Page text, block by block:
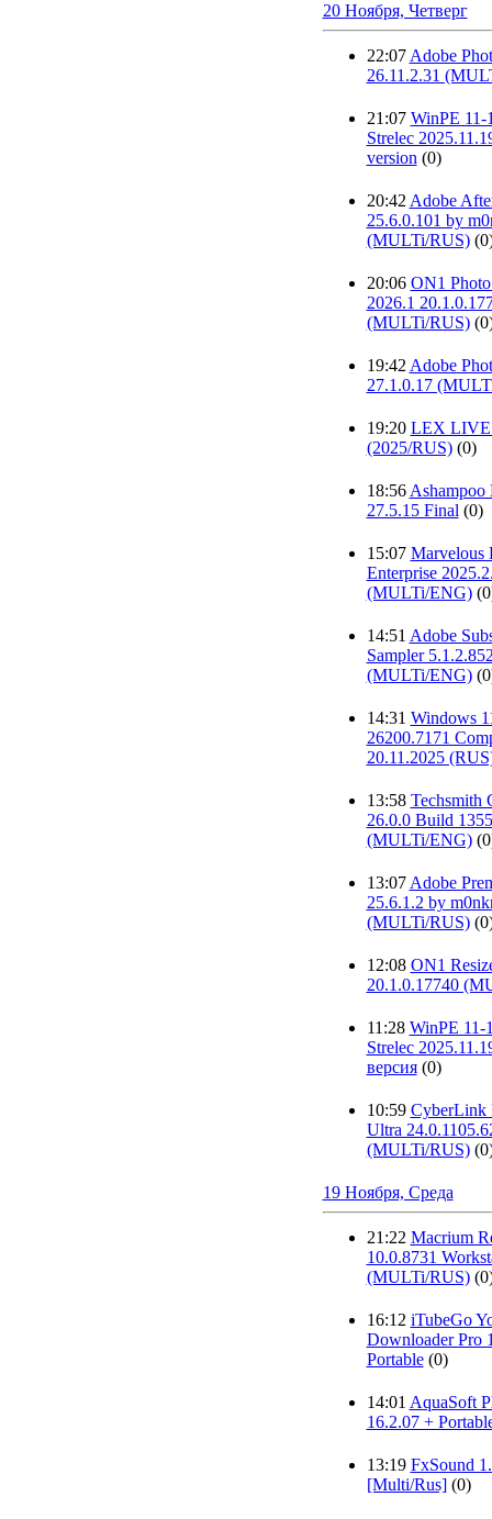
20 Ноября, Четверг
22:07 Adobe
26.11.2.31
21:07 WinPE 11-
Strelec
version (0)
20:42 Adobe
25.6.0.101 by
(MULTi/RUS)
20:06 ON1
2026.1
(MULTi/RUS)
19:42 Adobe
27.1.0.17
19:20 LEX LIVE
(2025/RUS) (0)
18:56 Ashampoo
27.5.15 Final (0)
15:07 Marvelous
Enterprise
(MULTi/ENG)
14:51 Adobe
Sampler
(MULTi/ENG)
14:31 Windows
26200.7171
20.11.2025
13:58 Techsmith
26.0.0 Build
(MULTi/ENG)
13:07 Adobe
25.6.1.2 by
(MULTi/RUS)
12:08 ON1
20.1.0.17740
11:28 WinPE 11-
Strelec
версия (0)
10:59 CyberLink
Ultra
(MULTi/RUS)
19 Ноября, Среда
21:22 Macrium
10.0.8731
(MULTi/RUS)
16:12 iTubeGo
Downloader Pro
Portable (0)
14:01 AquaSoft
16.2.07 +
13:19 FxSound
[Multi/Rus] (0)